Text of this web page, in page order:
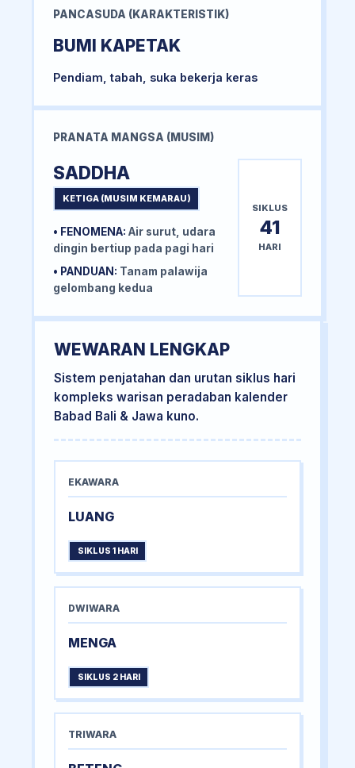
PANCASUDA (KARAKTERISTIK)
BUMI KAPETAK
Pendiam, tabah, suka bekerja keras
PRANATA MANGSA (MUSIM)
SADDHA
KETIGA (MUSIM KEMARAU)
• FENOMENA: Air surut, udara
dingin bertiup pada pagi hari
• PANDUAN: Tanam palawija
gelombang kedua
SIKLUS
41
HARI
WEWARAN LENGKAP
Sistem penjatahan dan urutan siklus hari
kompleks warisan peradaban kalender
Babad Bali & Jawa kuno.
EKAWARA
LUANG
SIKLUS 1 HARI
DWIWARA
MENGA
SIKLUS 2 HARI
TRIWARA